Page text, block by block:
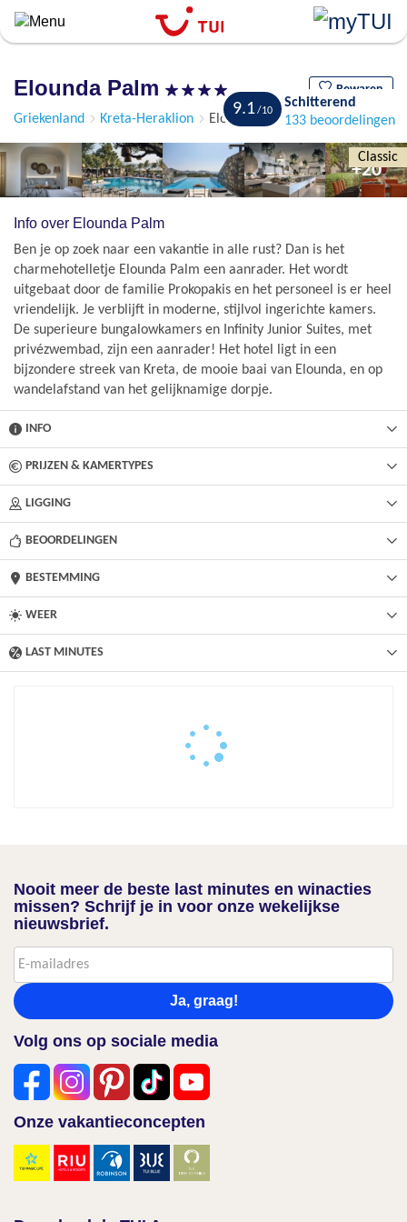
Overslaan
algemene
gaan
Elounda Palm Bewaren
Griekenland Kreta-Heraklion Elounda
Classic
9.1
Schitterend
133 beoordelingen
+20
Info over Elounda Palm
Ben je op zoek naar een vakantie in alle rust? Dan is het
charmehotelletje Elounda Palm een aanrader. Het wordt
uitgebaat door de familie Prokopakis en het personeel is er heel
vriendelijk. Je verblijft in moderne, stijlvol ingerichte kamers.
De superieure bungalowkamers en Infinity Junior Suites, met
privézwembad, zijn een aanrader! Het hotel ligt in een
bijzondere streek van Kreta, de mooie baai van Elounda, en op
wandelafstand van het gelijknamige dorpje.
INFO
PRIJZEN & KAMERTYPES
LIGGING
BEOORDELINGEN
BESTEMMING
WEER
LAST MINUTES
Nooit meer de beste last minutes en winacties
missen? Schrijf je in voor onze wekelijkse
nieuwsbrief.
Ja, graag!
Volg ons op sociale media
Onze vakantieconcepten